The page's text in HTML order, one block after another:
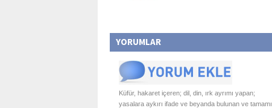
YORUMLAR
Küfür, hakaret içeren; dil, din, ırk ayrımı yapan;
yasalara aykırı ifade ve beyanda bulunan ve tamamı